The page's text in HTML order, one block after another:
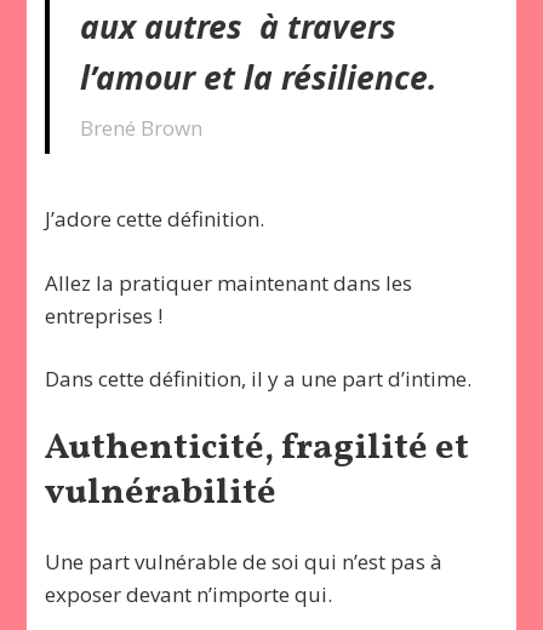
aux autres à travers
l’amour et la résilience.
Brené Brown
J’adore cette définition.
Allez la pratiquer maintenant dans les
entreprises !
Dans cette définition, il y a une part d’intime.
Authenticité, fragilité et
vulnérabilité
Une part vulnérable de soi qui n’est pas à
exposer devant n’importe qui.